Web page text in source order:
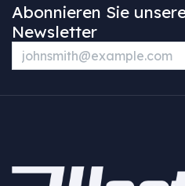
Abonnieren Sie
Newsletter